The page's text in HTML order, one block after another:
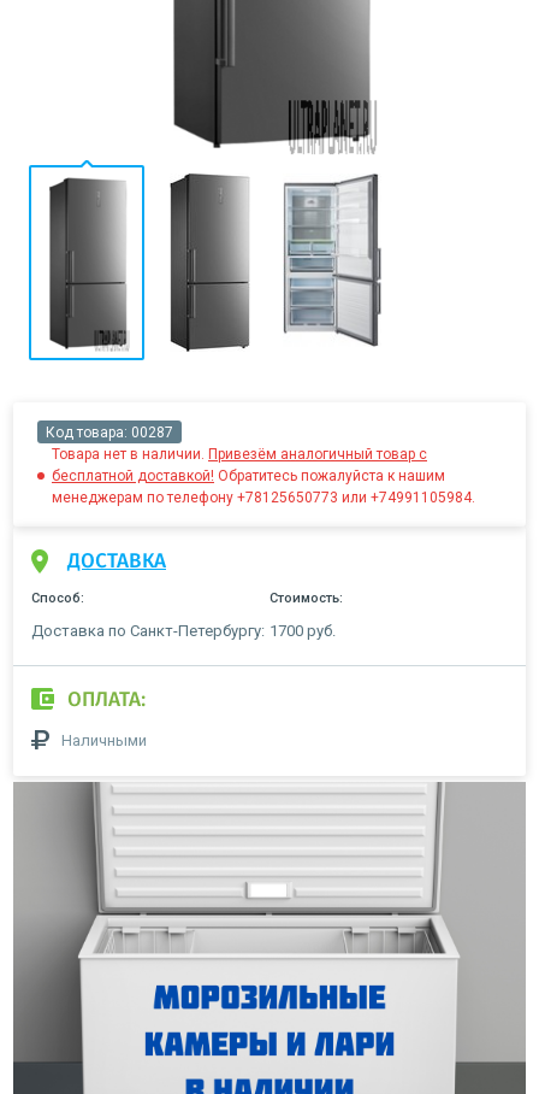
Код товара: 00287
Товара нет в наличии. Привезём аналогичный товар с
бесплатной доставкой! Обратитесь пожалуйста к нашим
менеджерам по телефону +78125650773 или +74991105984.
ДОСТАВКА
Способ: Стоимость:
Доставка по Санкт-Петербургу: 1700 руб.
ОПЛАТА:
Наличными